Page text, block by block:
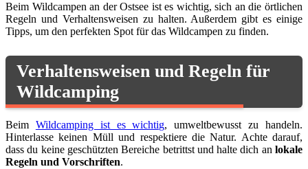
Beim Wildcampen an der Ostsee ist es wichtig, sich an die örtlichen
Regeln und Verhaltensweisen zu halten. Außerdem gibt es einige
Tipps, um den perfekten Spot für das Wildcampen zu finden.
Verhaltensweisen und Regeln für
Wildcamping
Beim Wildcamping ist es wichtig, umweltbewusst zu handeln.
Hinterlasse keinen Müll und respektiere die Natur. Achte darauf,
dass du keine geschützten Bereiche betrittst und halte dich an lokale
Regeln und Vorschriften.